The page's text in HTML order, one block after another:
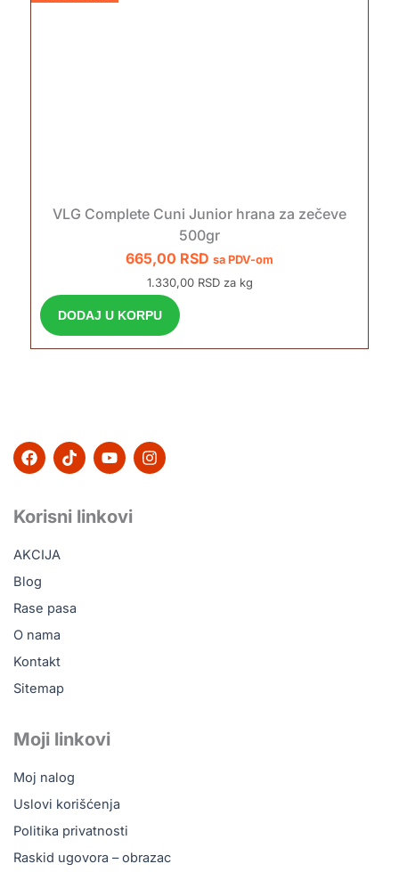
VLG Complete Cuni Junior hrana za zečeve
500gr
665,00 RSD sa PDV-om
1.330,00 RSD za kg
DODAJ U KORPU
F
a
b
o
k
T
i
o
k
Y
o
u
b
I
n
Korisni linkovi
AKCIJA
Blog
Rase pasa
O nama
Kontakt
Sitemap
Moji linkovi
Moj nalog
Uslovi korišćenja
Politika privatnosti
Raskid ugovora – obrazac